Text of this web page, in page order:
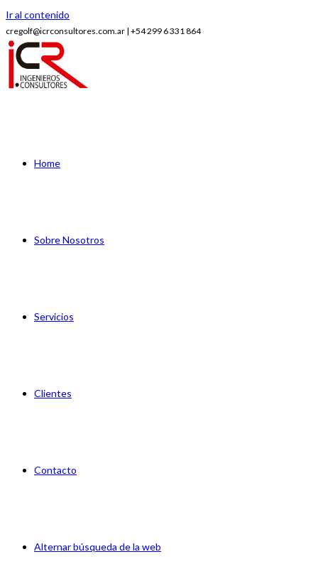
Ir al contenido
cregolf@icrconsultores.com.ar | +54 299 6 331 864
Home
Sobre Nosotros
Servicios
Clientes
Contacto
Alternar búsqueda de la web